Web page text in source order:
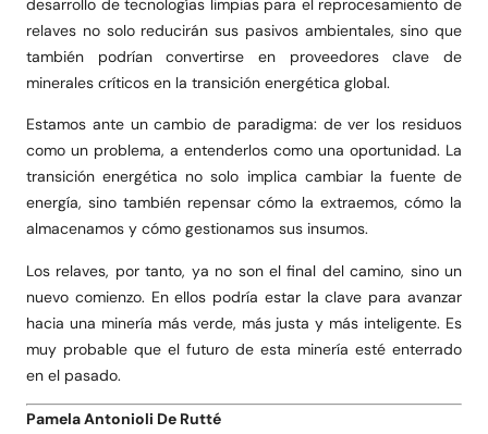
desarrollo de tecnologías limpias para el reprocesamiento de
relaves no solo reducirán sus pasivos ambientales, sino que
también podrían convertirse en proveedores clave de
minerales críticos en la transición energética global.
Estamos ante un cambio de paradigma: de ver los residuos
como un problema, a entenderlos como una oportunidad. La
transición energética no solo implica cambiar la fuente de
energía, sino también repensar cómo la extraemos, cómo la
almacenamos y cómo gestionamos sus insumos.
Los relaves, por tanto, ya no son el final del camino, sino un
nuevo comienzo. En ellos podría estar la clave para avanzar
hacia una minería más verde, más justa y más inteligente. Es
muy probable que el futuro de esta minería esté enterrado
en el pasado.
Pamela Antonioli De Rutté